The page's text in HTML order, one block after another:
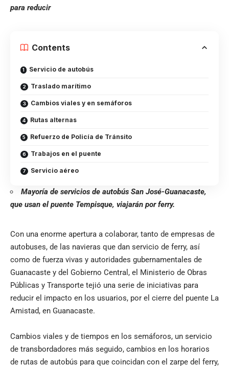
para reducir
Contents
Servicio de autobús
Traslado marítimo
Cambios viales y en semáforos
Rutas alternas
Refuerzo de Policía de Tránsito
Trabajos en el puente
Servicio aéreo
Mayoría de servicios de autobús San José-Guanacaste,
que usan el puente Tempisque, viajarán por ferry.
Con una enorme apertura a colaborar, tanto de empresas de
autobuses, de las navieras que dan servicio de ferry, así
como de fuerza vivas y autoridades gubernamentales de
Guanacaste y del Gobierno Central, el Ministerio de Obras
Públicas y Transporte tejió una serie de iniciativas para
reducir el impacto en los usuarios, por el cierre del puente La
Amistad, en Guanacaste.
Cambios viales y de tiempos en los semáforos, un servicio
de transbordadores más seguido, cambios en los horarios
de rutas de autobús para que coincidan con el zarpe del ferry,